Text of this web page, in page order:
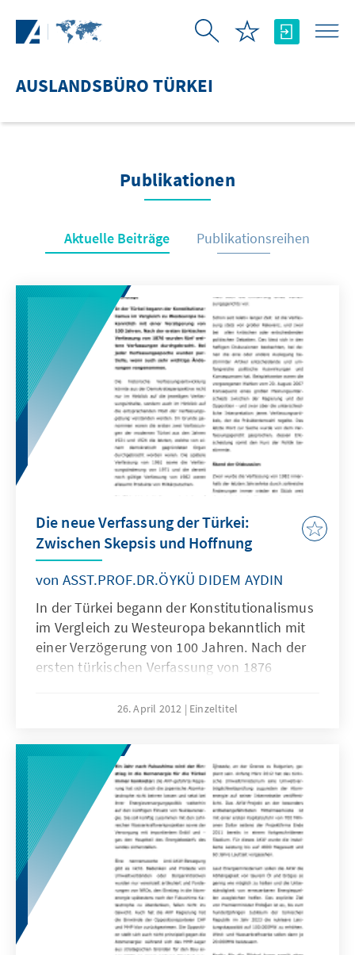
AUSLANDSBÜRO TÜRKEI
Publikationen
Aktuelle Beiträge Publikationsreihen
Die neue Verfassung der Türkei:
Zwischen Skepsis und Hoffnung
von ASST.PROF.DR.ÖYKÜ DIDEM AYDIN
In der Türkei begann der Konstitutionalismus
im Vergleich zu Westeuropa bekanntlich mit
einer Verzögerung von 100 Jahren. Nach der
ersten türkischen Verfassung von 1876
durchgebracht. Bei jeder Verfassungsepoche
Änderungen vorgenommen.
26. April 2012 Einzeltitel